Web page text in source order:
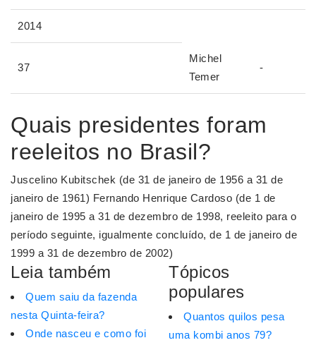
2014
37
Michel
Temer
-
Quais presidentes foram
reeleitos no Brasil?
Juscelino Kubitschek (de 31 de janeiro de 1956 a 31 de
janeiro de 1961) Fernando Henrique Cardoso (de 1 de
janeiro de 1995 a 31 de dezembro de 1998, reeleito para o
período seguinte, igualmente concluído, de 1 de janeiro de
1999 a 31 de dezembro de 2002)
Leia também
Quem saiu da fazenda
nesta Quinta-feira?
Onde nasceu e como foi
Tópicos
populares
Quantos quilos pesa
uma kombi anos 79?